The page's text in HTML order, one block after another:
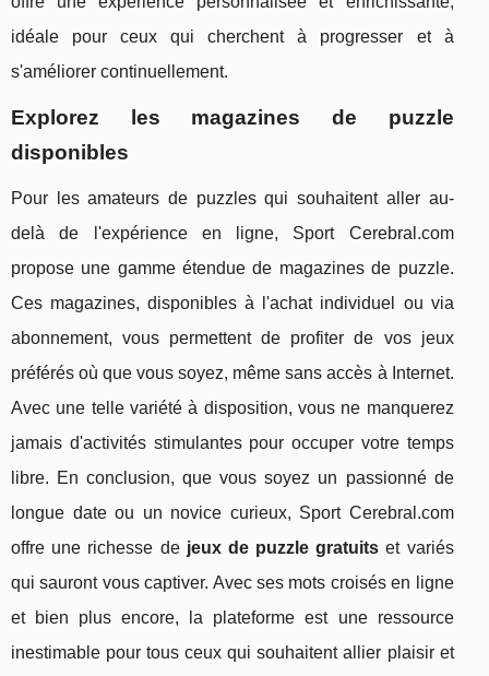
idéale pour ceux qui cherchent à progresser et à
s'améliorer continuellement.
Explorez les magazines de puzzle
disponibles
Pour les amateurs de puzzles qui souhaitent aller au-
delà de l'expérience en ligne, Sport Cerebral.com
propose une gamme étendue de magazines de puzzle.
Ces magazines, disponibles à l'achat individuel ou via
abonnement, vous permettent de profiter de vos jeux
préférés où que vous soyez, même sans accès à Internet.
Avec une telle variété à disposition, vous ne manquerez
jamais d'activités stimulantes pour occuper votre temps
libre. En conclusion, que vous soyez un passionné de
longue date ou un novice curieux, Sport Cerebral.com
offre une richesse de jeux de puzzle gratuits et variés
qui sauront vous captiver. Avec ses mots croisés en ligne
et bien plus encore, la plateforme est une ressource
inestimable pour tous ceux qui souhaitent allier plaisir et